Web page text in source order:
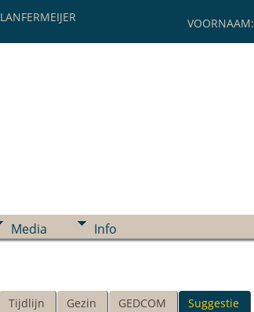
LANFERMEIJER VOORNAAM:
Media Info
Tijdlijn Gezin GEDCOM Suggestie